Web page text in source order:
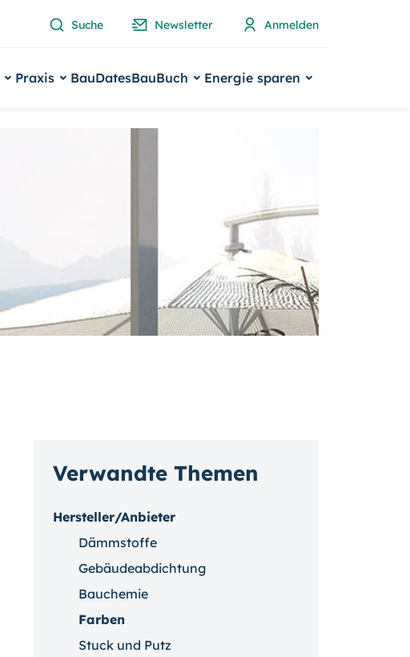
Suche Newsletter Anmelden
Praxis BauDatesBauBuch Energie sparen
Verwandte Themen
Hersteller/Anbieter
Dämmstoffe
Gebäudeabdichtung
Bauchemie
Farben
Stuck und Putz